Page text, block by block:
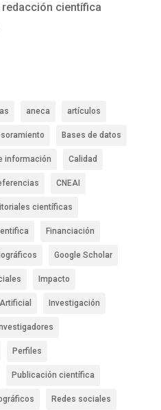
redacción científica
aneca artículos
Bases de datos
información Calidad
CNEAI
científicas
Financiación
Google Scholar
Impacto
Investigación
Perfiles
Publicación científica
Redes sociales